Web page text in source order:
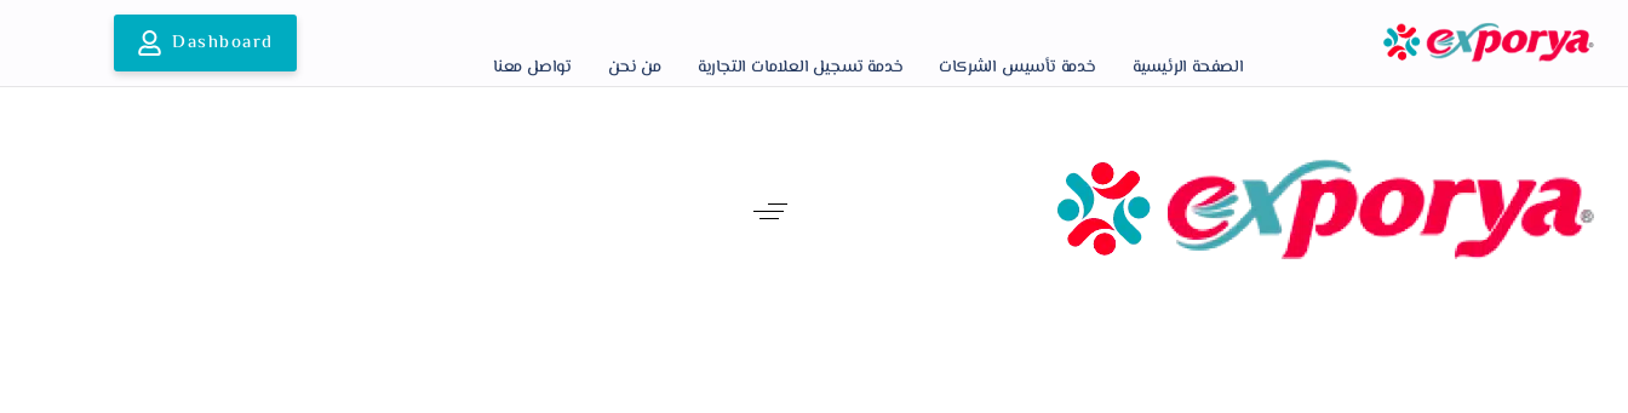
الصفحة الرئيسية خدمة تأسيس الشركات خدمة تسجيل العلامات التجارية من نحن تواصل معنا
Dashboard